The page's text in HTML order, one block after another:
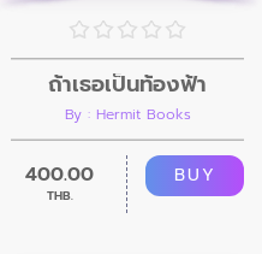
ถ้าเธอเป็นท้องฟ้า
By : Hermit Books
400.00
THB.
BUY